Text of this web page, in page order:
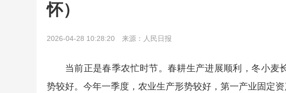
怀）
2026-04-28 10:28:20 来源：人民日报
当前正是春季农忙时节。春耕生产进展顺利，冬小麦
势较好。今年一季度，农业生产形势较好，第一产业固定